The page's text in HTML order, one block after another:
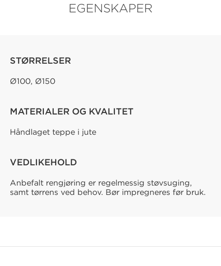
EGENSKAPER
STØRRELSER
Ø100, Ø150
MATERIALER OG KVALITET
Håndlaget teppe i jute
VEDLIKEHOLD
Anbefalt rengjøring er regelmessig støvsuging,
samt tørrens ved behov. Bør impregneres før bruk.